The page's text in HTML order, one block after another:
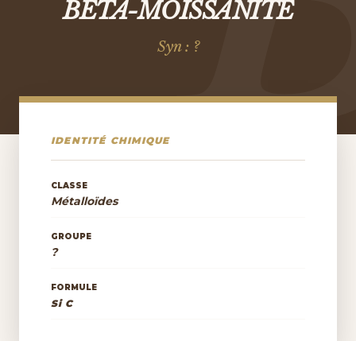
BETA-MOISSANITE
Syn : ?
IDENTITÉ CHIMIQUE
CLASSE
Métalloïdes
GROUPE
?
FORMULE
Si C